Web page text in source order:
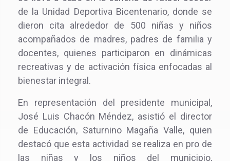
de la Unidad Deportiva Bicentenario, donde se
dieron cita alrededor de 500 niñas y niños
acompañados de madres, padres de familia y
docentes, quienes participaron en dinámicas
recreativas y de activación física enfocadas al
bienestar integral.
En representación del presidente municipal,
José Luis Chacón Méndez, asistió el director
de Educación, Saturnino Magaña Valle, quien
destacó que esta actividad se realiza en pro de
las niñas y los niños del municipio,